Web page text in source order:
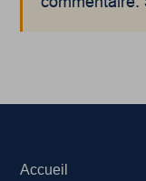
Accueil